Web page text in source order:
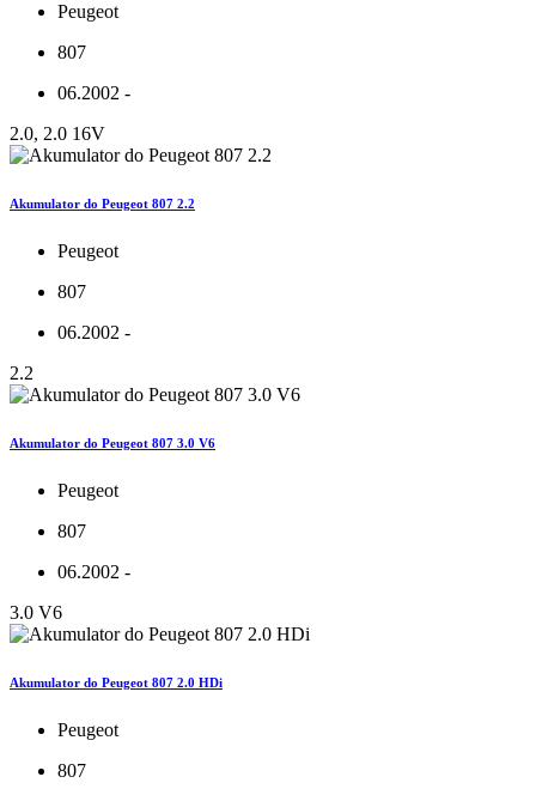
Peugeot
807
06.2002 -
2.0, 2.0 16V
Akumulator do Peugeot 807 2.2
Peugeot
807
06.2002 -
2.2
Akumulator do Peugeot 807 3.0 V6
Peugeot
807
06.2002 -
3.0 V6
Akumulator do Peugeot 807 2.0 HDi
Peugeot
807